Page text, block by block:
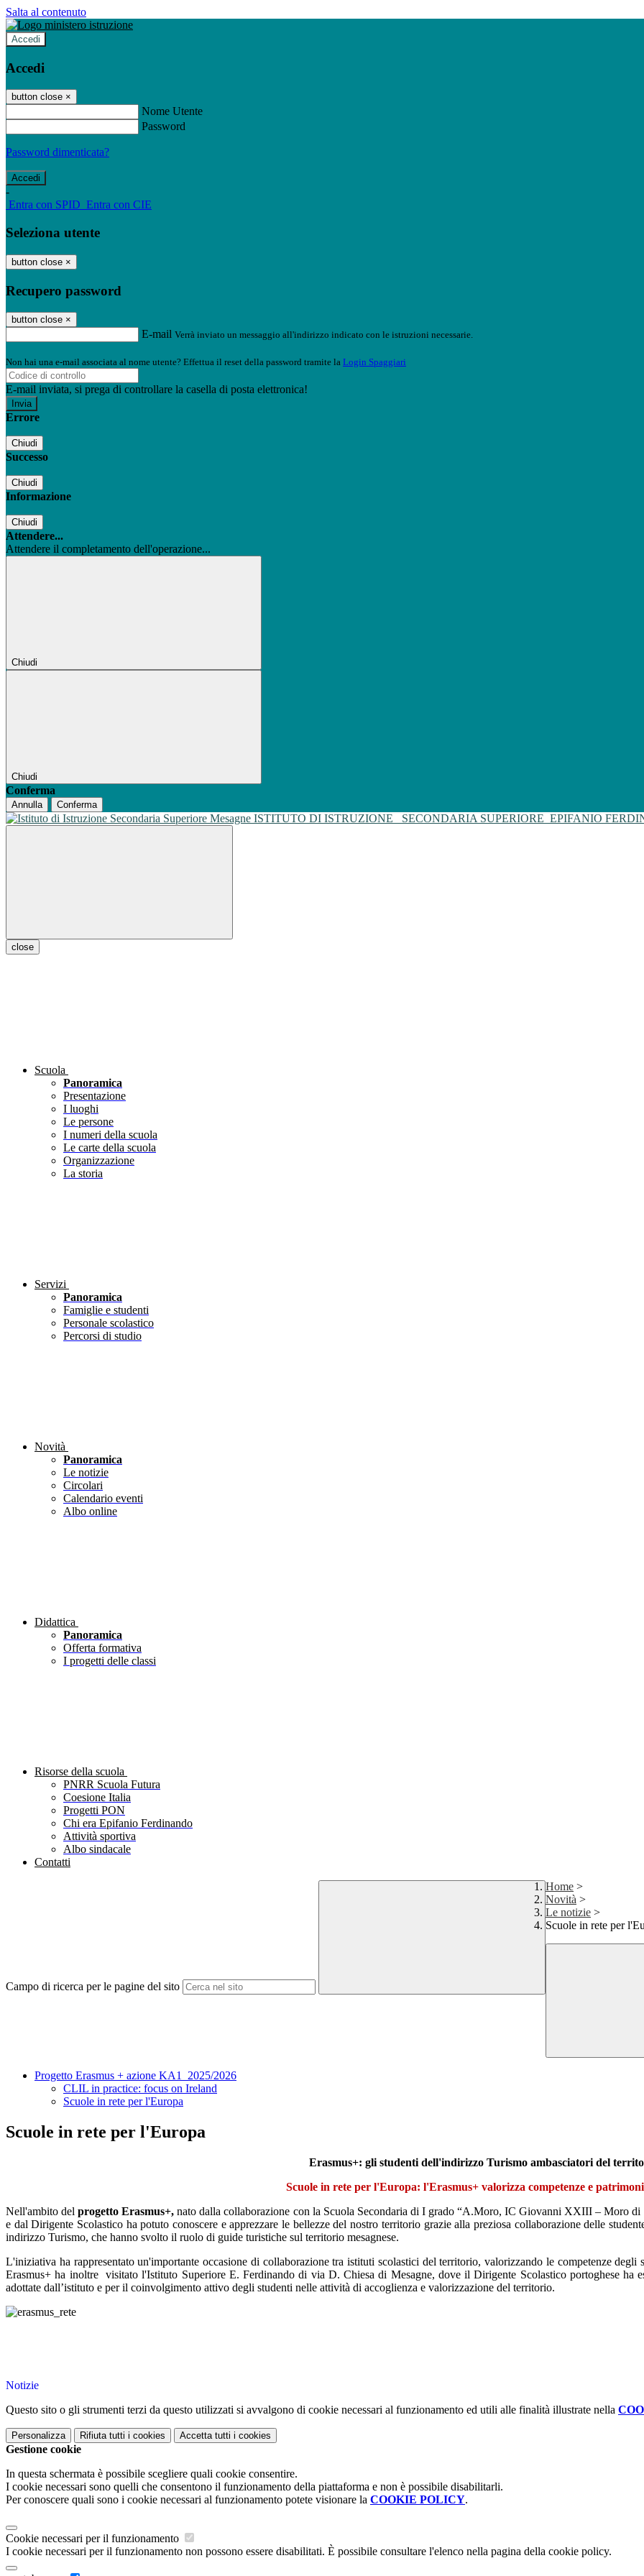
Salta al contenuto
Accedi
Accedi
button close ×
Nome Utente
Password
Password dimenticata?
-
Entra con SPID Entra con CIE
Seleziona utente
button close ×
Recupero password
button close ×
E-mail Verrà inviato un messaggio all'indirizzo indicato con le istruzioni necessarie.
Non hai una e-mail associata al nome utente? Effettua il reset della password tramite la Login Spaggiari
E-mail inviata, si prega di controllare la casella di posta elettronica!
Errore
Chiudi
Successo
Chiudi
Informazione
Chiudi
Attendere...
Attendere il completamento dell'operazione...
Chiudi
Chiudi
Conferma
Annulla Conferma
ISTITUTO DI ISTRUZIONE SECONDARIA SUPERIORE EPIFANIO
close
Scuola
Panoramica
Presentazione
I luoghi
Le persone
I numeri della scuola
Le carte della scuola
Organizzazione
La storia
Servizi
Panoramica
Famiglie e studenti
Personale scolastico
Percorsi di studio
Novità
Panoramica
Le notizie
Circolari
Calendario eventi
Albo online
Didattica
Panoramica
Offerta formativa
I progetti delle classi
Risorse della scuola
PNRR Scuola Futura
Coesione Italia
Progetti PON
Chi era Epifanio Ferdinando
Attività sportiva
Albo sindacale
Contatti
Campo di ricerca per le pagine del sito
Home >
Novità >
Le notizie >
Scuole in rete per
Progetto Erasmus + azione KA1 2025/2026
CLIL in practice: focus on Ireland
Scuole in rete per l'Europa
Scuole in rete per l'Europa
Erasmus+: gli studenti dell'indirizzo Turismo ambasciatori del
Scuole in rete per l'Europa: l'Erasmus+ valorizza competenze e
Nell'ambito delprogetto Erasmus+, nato dalla collaborazione con la Scuola Secondaria di I grado “A.Moro, IC Giovanni XXIII – Moro di
e dal Dirigente Scolastico ha potuto conoscere e apprezzare le bellezze del nostro territorio grazie alla preziosa collaborazione delle
indirizzo Turismo, che hanno svolto il ruolo di guide turistiche sul territorio mesagnese.
L'iniziativa ha rappresentato un'importante occasione di collaborazione tra istituti scolastici del territorio, valorizzando le competenze
Erasmus+ ha inoltre visitato l'Istituto Superiore E. Ferdinando di via D. Chiesa di Mesagne, dove il Dirigente Scolastico portoghese ha
adottate dall’istituto e per il coinvolgimento attivo degli studenti nelle attività di accoglienza e valorizzazione del territorio.
Notizie
Questo sito o gli strumenti terzi da questo utilizzati si avvalgono di cookie necessari al funzionamento ed utili alle finalità illustrate nella
Personalizza Rifiuta tutti i cookies Accetta tutti i cookies
Gestione cookie
In questa schermata è possibile scegliere quali cookie consentire.
I cookie necessari sono quelli che consentono il funzionamento della piattaforma e non è possibile disabilitarli.
Per conoscere quali sono i cookie necessari al funzionamento potete visionare la COOKIE POLICY.
Cookie necessari per il funzionamento
I cookie necessari per il funzionamento non possono essere disabilitati. È possibile consultare l'elenco nella pagina della cookie policy.